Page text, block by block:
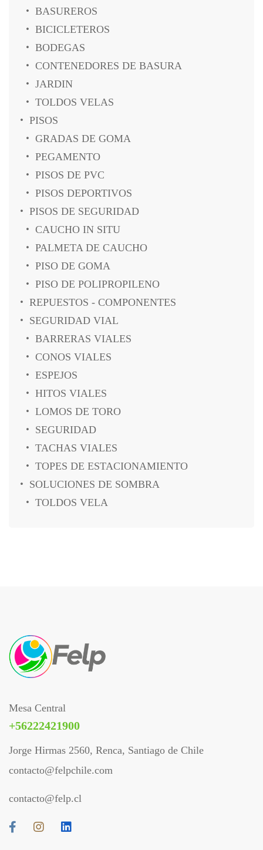
BASUREROS
BICICLETEROS
BODEGAS
CONTENEDORES DE BASURA
JARDIN
TOLDOS VELAS
PISOS
GRADAS DE GOMA
PEGAMENTO
PISOS DE PVC
PISOS DEPORTIVOS
PISOS DE SEGURIDAD
CAUCHO IN SITU
PALMETA DE CAUCHO
PISO DE GOMA
PISO DE POLIPROPILENO
REPUESTOS - COMPONENTES
SEGURIDAD VIAL
BARRERAS VIALES
CONOS VIALES
ESPEJOS
HITOS VIALES
LOMOS DE TORO
SEGURIDAD
TACHAS VIALES
TOPES DE ESTACIONAMIENTO
SOLUCIONES DE SOMBRA
TOLDOS VELA
Mesa Central
+56222421900
Jorge Hirmas 2560, Renca, Santiago de Chile
contacto@felpchile.com
contacto@felp.cl